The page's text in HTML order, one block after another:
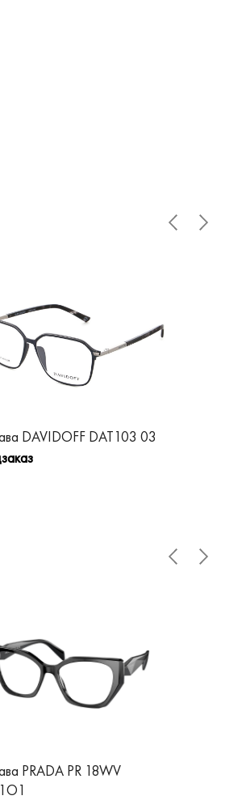
DAVIDOFF DAT103 03
PRADA PR 18WV